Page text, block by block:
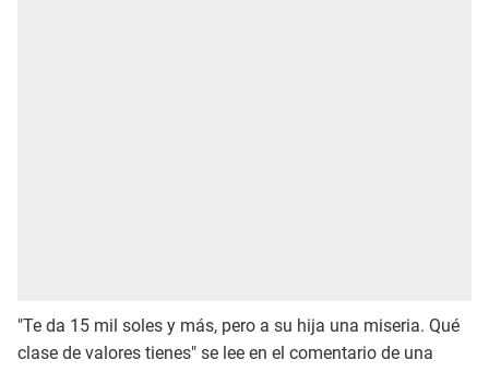
"Te da 15 mil soles y más, pero a su hija una miseria. Qué
clase de valores tienes" se lee en el comentario de una